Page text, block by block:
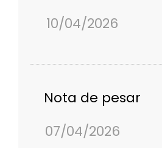
10/04/2026
Nota de pesar
07/04/2026